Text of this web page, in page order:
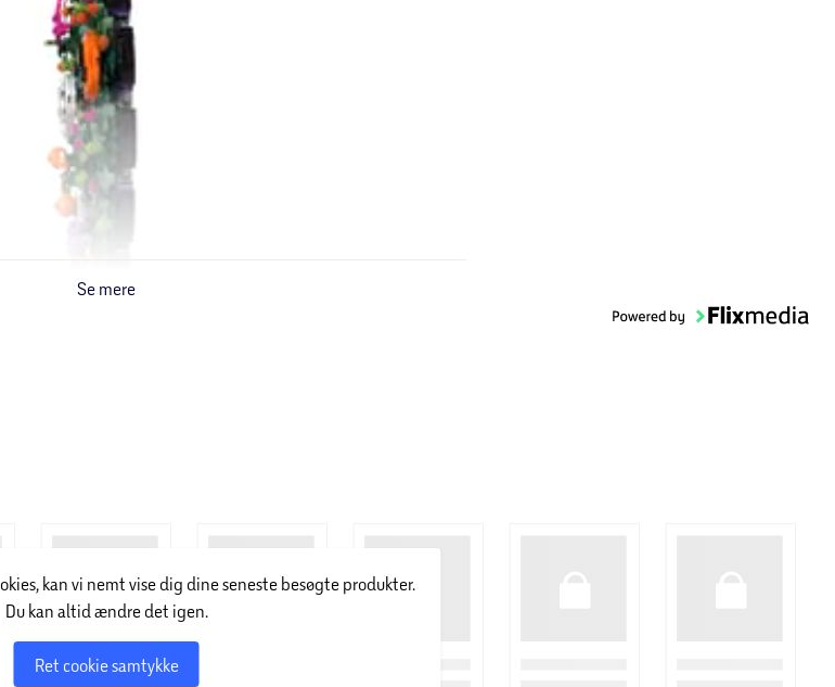
og få dit billede vist i vores udstillingsvindue
kan vi nemt vise dig dine seneste besøgte produkter.
Du kan altid ændre det igen.
Ret cookie samtykke